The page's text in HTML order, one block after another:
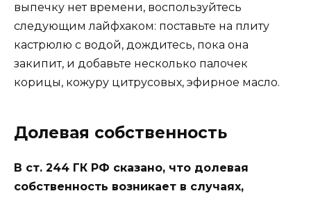
выпечку нет времени, воспользуйтесь
следующим лайфхаком: поставьте на плиту
кастрюлю с водой, дождитесь, пока она
закипит, и добавьте несколько палочек
корицы, кожуру цитрусовых, эфирное масло.
Долевая собственность
В ст. 244 ГК РФ сказано, что долевая
собственность возникает в случаях,